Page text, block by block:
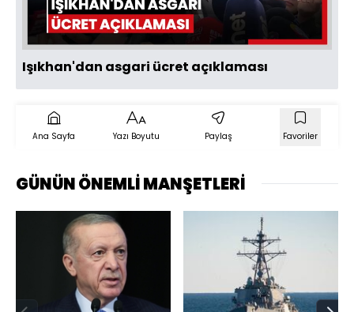
Oynat
Işıkhan'dan asgari ücret açıklaması
Ana Sayfa Yazı Boyutu Paylaş Favoriler
GÜNÜN ÖNEMLİ MANŞETLERİ